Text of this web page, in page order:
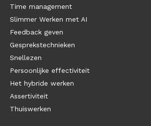
Time management
Slimmer Werken met AI
Feedback geven
Gesprekstechnieken
Snellezen
Persoonlijke effectiviteit
Het hybride werken
Assertiviteit
Thuiswerken